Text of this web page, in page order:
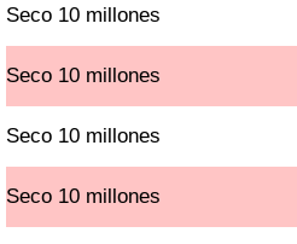
Seco 10 millones
Seco 10 millones
Seco 10 millones
Seco 10 millones